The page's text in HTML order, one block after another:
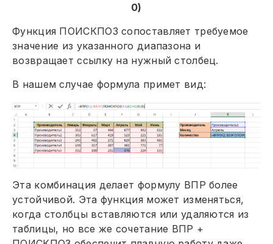
0)
Функция ПОИСКПОЗ сопоставляет требуемое
значение из указанного диапазона и
возвращает ссылку на нужный столбец.
В нашем случае формула примет вид:
Эта комбинация делает формулу ВПР более
устойчивой. Эта функция может изменяться,
когда столбцы вставляются или удаляются из
таблицы, но все же сочетание ВПР +